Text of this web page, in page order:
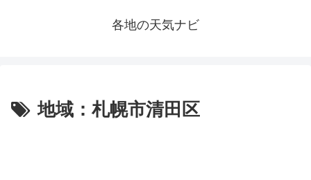
各地の天気ナビ
地域：札幌市清田区